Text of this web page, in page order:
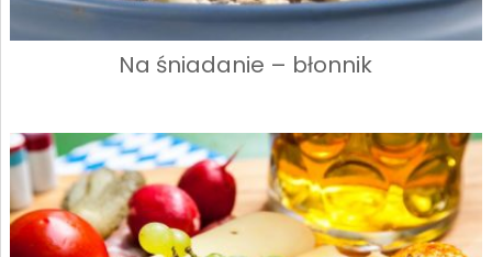
Na śniadanie – błonnik